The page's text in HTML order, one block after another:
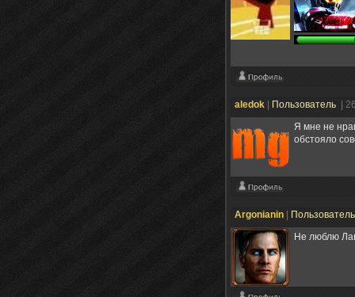
aledok Пользователь
|
Я мне не
обстояло
Argonianin
Не люблю